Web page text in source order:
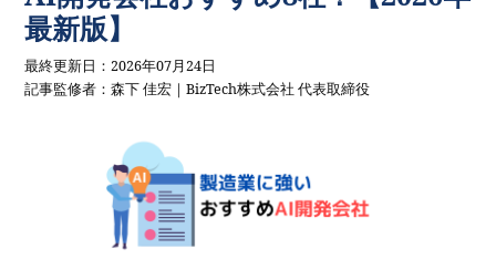
最新版】
最終更新日：2026年07月24日
記事監修者：森下 佳宏｜BizTech株式会社 代表取締役